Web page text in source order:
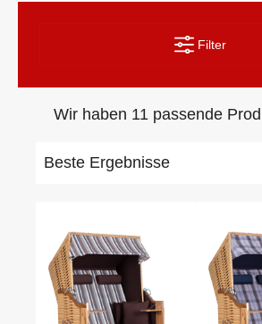
Filter
Wir haben 11 passende